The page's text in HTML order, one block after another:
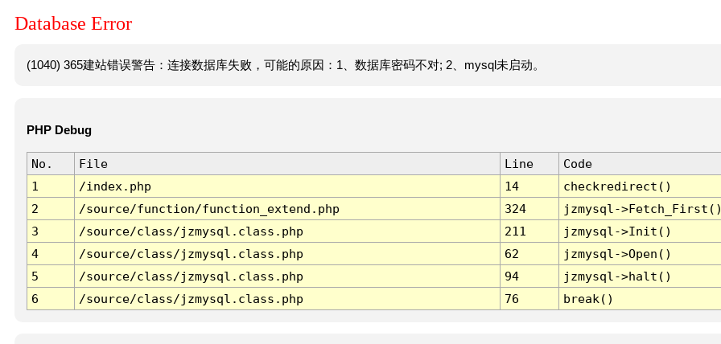
Database Error
(1040) 365建站错误警告：连接数据库失败，可能的原因：1、数据库密码不对; 2、mysql未启动。
PHP Debug
No. File Line
Code
1
/index.php 14
checkredirect()
2
/source/function/function_extend.php 324
jzmysql-
3
/source/class/jzmysql.class.php 211
jzmysql->Init()
4
/source/class/jzmysql.class.php 62
jzmysql->Open()
5
/source/class/jzmysql.class.php 94
jzmysql->halt()
6
/source/class/jzmysql.class.php 76 break()